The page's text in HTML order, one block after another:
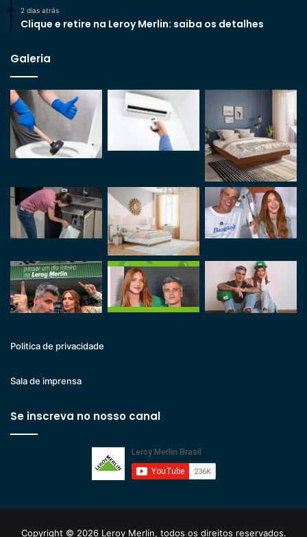
2 dias atrás
Clique e retire na Leroy Merlin: saiba os detalhes
Galeria
Politica de privacidade
Sala de imprensa
Se inscreva no nosso canal
Copyright © 2026 Leroy Merlin, todos os direitos reservados.